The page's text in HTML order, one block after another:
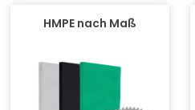
HMPE nach Maß